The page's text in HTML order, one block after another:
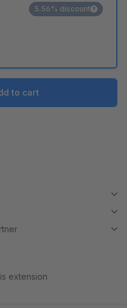
5.56% discount
to cart
extension